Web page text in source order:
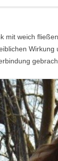
mit weich
Wirkung